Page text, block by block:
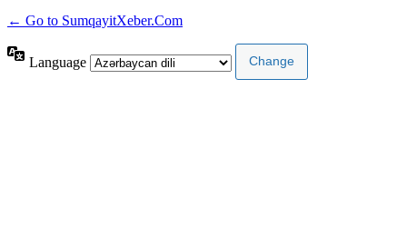
← Go to SumqayitXeber.Com
Language